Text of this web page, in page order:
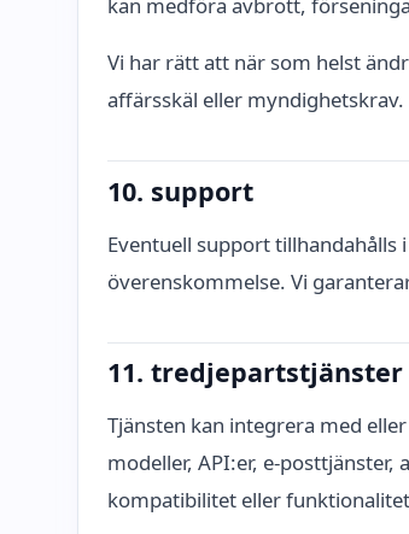
kan medföra avbrott,
Vi har rätt att när som helst
affärsskäl eller myndighetskrav.
10. support
Eventuell support
överenskommelse. Vi
11. tredjepartstjänster
Tjänsten kan integrera med
modeller, API:er, e-
kompatibilitet eller